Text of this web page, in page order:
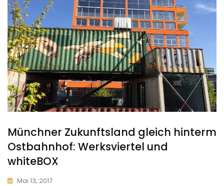
Münchner Zukunftsland gleich hinterm
Ostbahnhof: Werksviertel und
whiteBOX
Mai 13, 2017